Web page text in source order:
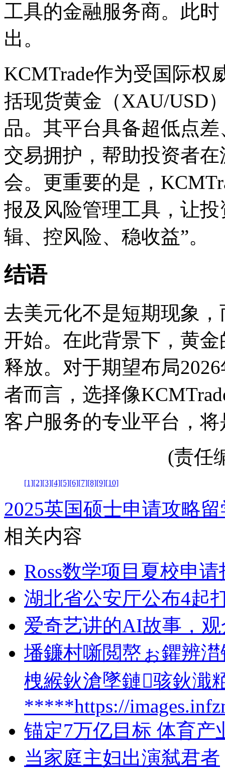
工具的金融服务商。此时
出。
KCMTrade作为受国际权
括现货黄金（XAU/USD
品。其平台具备超低点
交易拥护，帮助投资者
会。更重要的是，
报及风险管理工具，让
辑、控风险、稳收益”。
结语
去美元化不是短期现象
开始。在此背景下，黄
释放。对于期望布局
者而言，选择像
客户服务的专业平台，
(责任
[1][2][3][4][5][6][7][8][9][10]
2025英国硕士申请攻略
相关内容
Ross数学项目夏校申
湖北省公安厅公布4起
爱奇艺讲的AI故事，
墦鐮村噺閲嶅ぉ鑺辨
栧緱鈥滄墜鏈骇鈥濈
*****https://
锚定7万亿目标 体育产
当家庭主妇出演弑君者